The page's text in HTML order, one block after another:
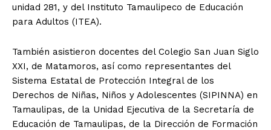
unidad 281, y del Instituto Tamaulipeco de Educación
para Adultos (ITEA).
También asistieron docentes del Colegio San Juan Siglo
XXI, de Matamoros, así como representantes del
Sistema Estatal de Protección Integral de los
Derechos de Niñas, Niños y Adolescentes (SIPINNA) en
Tamaulipas, de la Unidad Ejecutiva de la Secretaría de
Educación de Tamaulipas, de la Dirección de Formación